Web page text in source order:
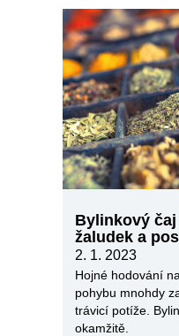
Bylinkový
žaludek a
2. 1. 2023
Hojné hodování
pohybu mnohdy
trávicí potíže.
okamžitě.